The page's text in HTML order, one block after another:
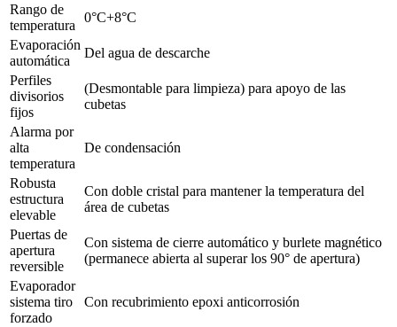
Rango de
temperatura
0°C+8°C
Evaporación
automática
Del agua de descarche
Perfiles
divisorios
fijos
(Desmontable para limpieza) para apoyo de las
cubetas
Alarma por
alta
temperatura
De condensación
Robusta
estructura
elevable
Con doble cristal para mantener la temperatura del
área de cubetas
Puertas de
apertura
reversible
Con sistema de cierre automático y burlete magnético
(permanece abierta al superar los 90° de apertura)
Evaporador
sistema tiro
forzado
Con recubrimiento epoxi anticorrosión